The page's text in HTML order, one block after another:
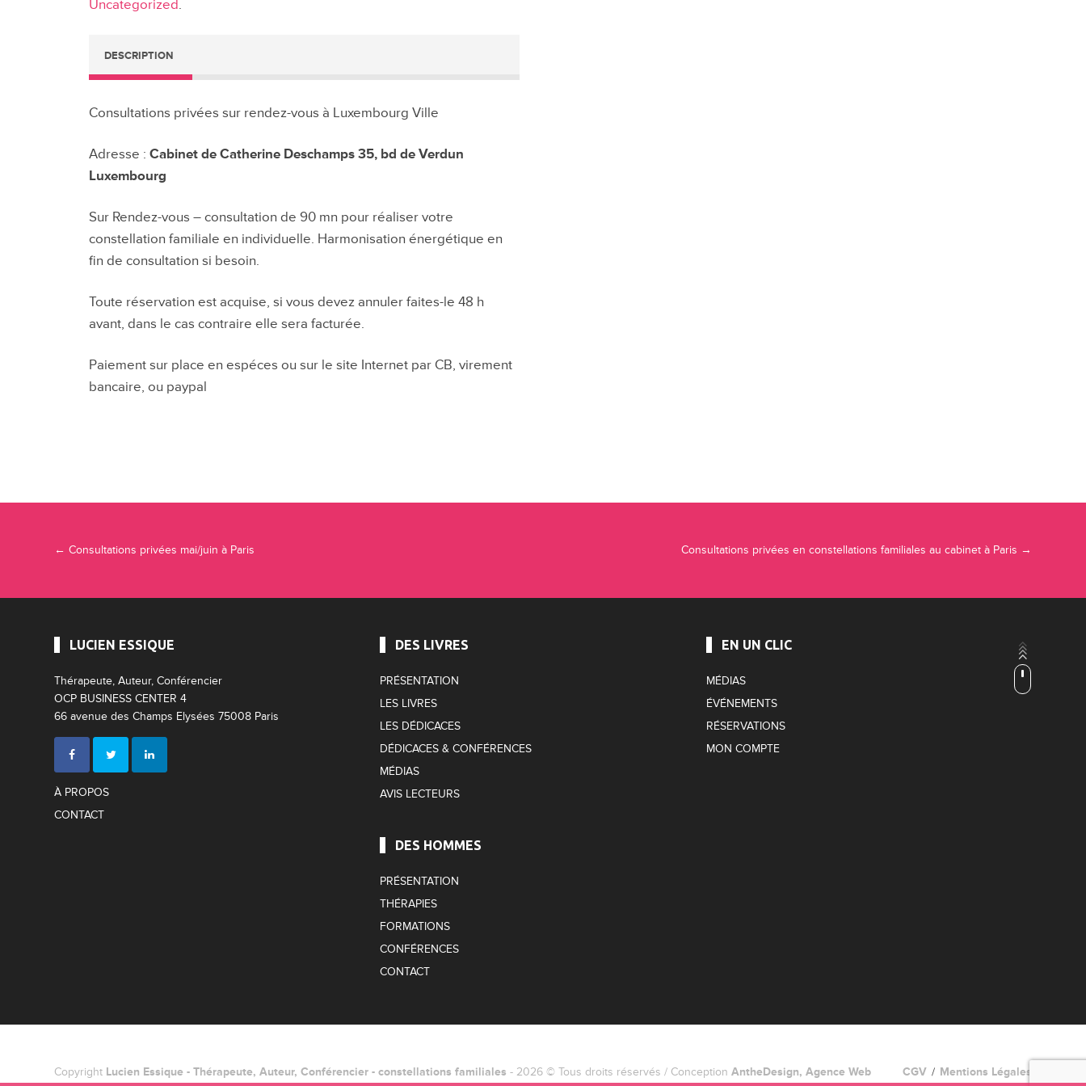
Uncategorized.
DESCRIPTION
Consultations privées sur rendez-vous à Luxembourg Ville
Adresse : Cabinet de Catherine Deschamps 35, bd de Verdun
Luxembourg
Sur Rendez-vous – consultation de 90 mn pour réaliser votre
constellation familiale en individuelle. Harmonisation énergétique en
fin de consultation si besoin.
Toute réservation est acquise, si vous devez annuler faites-le 48 h
avant, dans le cas contraire elle sera facturée.
Paiement sur place en espéces ou sur le site Internet par CB, virement
bancaire, ou paypal
← Consultations privées mai/juin à Paris Consultations privées en constellations familiales au cabinet à Paris →
LUCIEN ESSIQUE
Thérapeute, Auteur, Conférencier
OCP BUSINESS CENTER 4
66 avenue des Champs Elysées 75008 Paris
À PROPOS
CONTACT
DES LIVRES
PRÉSENTATION
LES LIVRES
LES DÉDICACES
DÉDICACES & CONFÉRENCES
MÉDIAS
AVIS LECTEURS
DES HOMMES
PRÉSENTATION
THÉRAPIES
FORMATIONS
CONFÉRENCES
CONTACT
EN UN CLIC
MÉDIAS
ÉVÉNEMENTS
RÉSERVATIONS
MON COMPTE
CGV Mentions Légales
Copyright Lucien Essique - Thérapeute, Auteur, Conférencier - constellations familiales - 2026 © Tous droits réservés / ConceptionAntheDesign, Agence Web